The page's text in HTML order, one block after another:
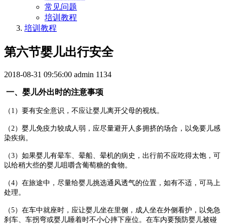
常见问题
培训教程
培训教程
第六节婴儿出行安全
2018-08-31 09:56:00 admin 1134
一、婴儿外出时的注意事项
（ 1 ）要有安全意识，不应让婴儿离开父母的视线。
（2）婴儿免疫力较成人弱，应尽量避开人多拥挤的场合，以免要儿感
染疾病。
（3）如果婴儿有晕车、晕船、晕机的病史，出行前不应吃得太饱，可
以给稍大些的婴儿咀嚼含葡萄糖的食物。
（4）在旅途中，尽量给婴儿挑选通风透气的位置，如有不适，可马上
处理。
（5）在车中就座时，应让婴儿坐在里侧，成人坐在外侧看护，以免急
刹车、车拐弯或婴儿睡着时不小心摔下座位。在车内要预防婴儿被碰